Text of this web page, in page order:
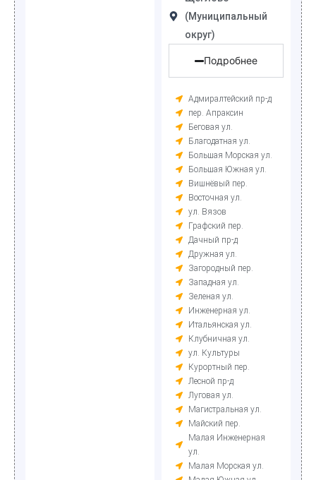
(Муниципальный
округ)
Подробнее
Адмиралтейский пр-д
пер. Апраксин
Беговая ул.
Благодатная ул.
Большая Морская ул.
Большая Южная ул.
Вишнёвый пер.
Восточная ул.
ул. Вязов
Графский пер.
Дачный пр-д
Дружная ул.
Загородный пер.
Западная ул.
Зеленая ул.
Инженерная ул.
Итальянская ул.
Клубничная ул.
ул. Культуры
Курортный пер.
Лесной пр-д
Луговая ул.
Магистральная ул.
Майский пер.
Малая Инженерная
ул.
Малая Морская ул.